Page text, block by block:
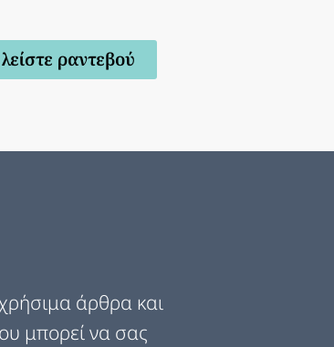
ραντεβού
άρθρα και
μπορεί να σας